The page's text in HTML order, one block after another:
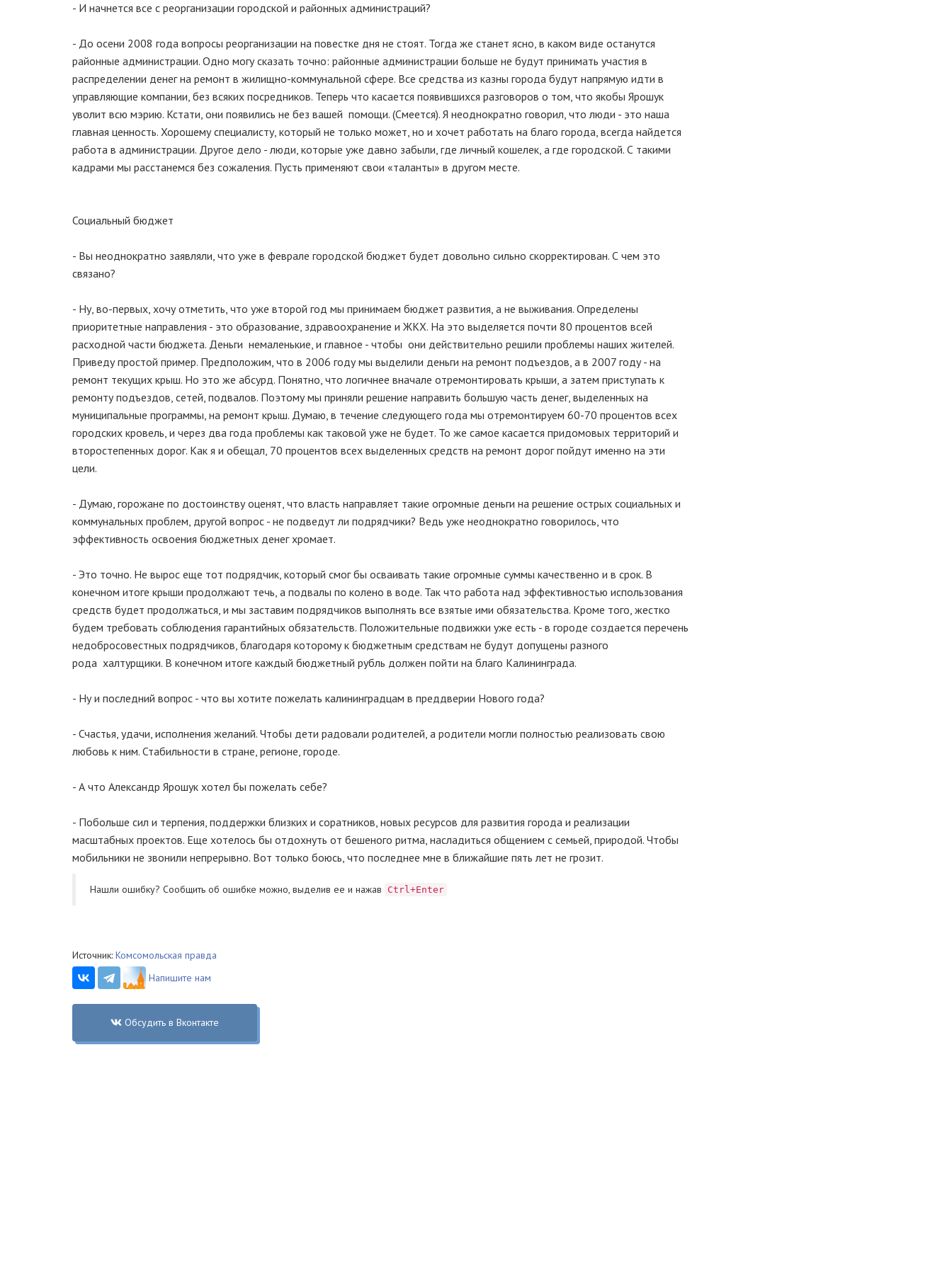
- И начнется все с реорганизации городской и районных администраций?
- До осени 2008 года вопросы реорганизации на повестке дня не стоят. Тогда же станет ясно, в каком виде останутся
районные администрации. Одно могу сказать точно: районные администрации больше не будут принимать участия в
распределении денег на ремонт в жилищно-коммунальной сфере. Все средства из казны города будут напрямую идти в
управляющие компании, без всяких посредников. Теперь что касается появившихся разговоров о том, что якобы Ярошук
уволит всю мэрию. Кстати, они появились не без вашей помощи. (Смеется). Я неоднократно говорил, что люди - это наша
главная ценность. Хорошему специалисту, который не только может, но и хочет работать на благо города, всегда найдется
работа в администрации. Другое дело - люди, которые уже давно забыли, где личный кошелек, а где городской. С такими
кадрами мы расстанемся без сожаления. Пусть применяют свои «таланты» в другом месте.
Социальный бюджет
- Вы неоднократно заявляли, что уже в феврале городской бюджет будет довольно сильно скорректирован. С чем это
связано?
- Ну, во-первых, хочу отметить, что уже второй год мы принимаем бюджет развития, а не выживания. Определены
приоритетные направления - это образование, здравоохранение и ЖКХ. На это выделяется почти 80 процентов всей
расходной части бюджета. Деньги немаленькие, и главное - чтобы они действительно решили проблемы наших жителей.
Приведу простой пример. Предположим, что в 2006 году мы выделили деньги на ремонт подъездов, а в 2007 году - на
ремонт текущих крыш. Но это же абсурд. Понятно, что логичнее вначале отремонтировать крыши, а затем приступать к
ремонту подъездов, сетей, подвалов. Поэтому мы приняли решение направить большую часть денег, выделенных на
муниципальные программы, на ремонт крыш. Думаю, в течение следующего года мы отремонтируем 60-70 процентов всех
городских кровель, и через два года проблемы как таковой уже не будет. То же самое касается придомовых территорий и
второстепенных дорог. Как я и обещал, 70 процентов всех выделенных средств на ремонт дорог пойдут именно на эти
цели.
- Думаю, горожане по достоинству оценят, что власть направляет такие огромные деньги на решение острых социальных и
коммунальных проблем, другой вопрос - не подведут ли подрядчики? Ведь уже неоднократно говорилось, что
эффективность освоения бюджетных денег хромает.
- Это точно. Не вырос еще тот подрядчик, который смог бы осваивать такие огромные суммы качественно и в срок. В
конечном итоге крыши продолжают течь, а подвалы по колено в воде. Так что работа над эффективностью использования
средств будет продолжаться, и мы заставим подрядчиков выполнять все взятые ими обязательства. Кроме того, жестко
будем требовать соблюдения гарантийных обязательств. Положительные подвижки уже есть - в городе создается перечень
недобросовестных подрядчиков, благодаря которому к бюджетным средствам не будут допущены разного
рода халтурщики. В конечном итоге каждый бюджетный рубль должен пойти на благо Калининграда.
- Ну и последний вопрос - что вы хотите пожелать калининградцам в преддверии Нового года?
- Счастья, удачи, исполнения желаний. Чтобы дети радовали родителей, а родители могли полностью реализовать свою
любовь к ним. Стабильности в стране, регионе, городе.
- А что Александр Ярошук хотел бы пожелать себе?
- Побольше сил и терпения, поддержки близких и соратников, новых ресурсов для развития города и реализации
масштабных проектов. Еще хотелось бы отдохнуть от бешеного ритма, насладиться общением с семьей, природой. Чтобы
мобильники не звонили непрерывно. Вот только боюсь, что последнее мне в ближайшие пять лет не грозит.
Нашли ошибку? Cообщить об ошибке можно, выделив ее и нажав Ctrl+Enter
Источник: Комсомольская правда
Напишите нам
Обсудить в Вконтакте